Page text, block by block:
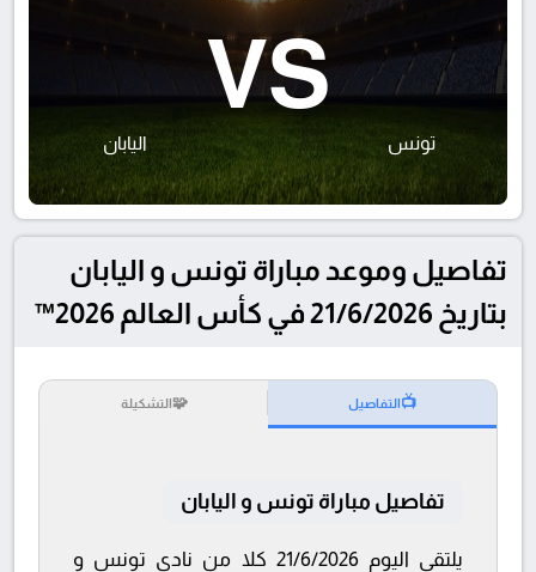
تونس
VS
اليابان
تفاصيل وموعد مباراة تونس و اليابان
بتاريخ 21/6/2026 في كأس العالم 2026™
📺التفاصيل 🧩التشكيلة
تفاصيل مباراة تونس و اليابان
يلتقى اليوم 21/6/2026 كلا من نادى تونس و